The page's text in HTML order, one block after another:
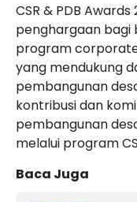
CSR & PDB
penghargaan bagi
program
yang mendukung
pembangunan
kontribusi dan
pembangunan
melalui program
Baca Juga